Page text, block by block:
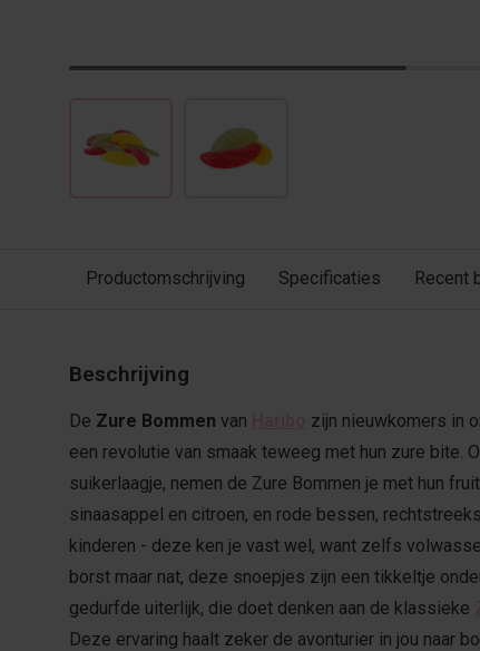
Productomschrijving Specificaties Recent
Beschrijving
De Zure Bommen van
zijn nieuwkomers in
een revolutie van smaak teweeg met hun zure bite.
suikerlaagje, nemen de Zure Bommen je met hun
sinaasappel en citroen, en rode bessen,
kinderen - deze ken je vast wel, want zelfs
borst maar nat, deze snoepjes zijn een tikkeltje
gedurfde uiterlijk, die doet denken aan de klassieke
Deze ervaring haalt zeker de avonturier in jou naar